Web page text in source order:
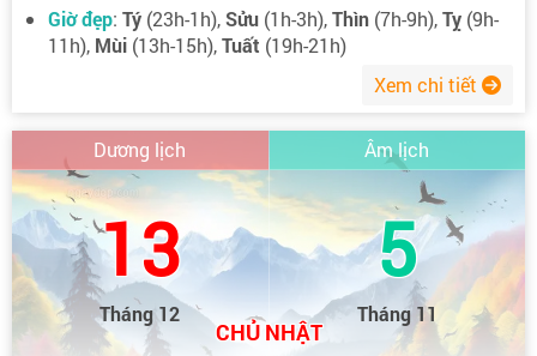
Giờ đẹp: Tý (23h-1h),Sửu (1h-3h),Thìn (7h-9h),Tỵ (9h-
11h), Mùi (13h-15h),Tuất (19h-21h)
Xem chi tiết
Dương lịch
13
Tháng 12
Âm lịch
5
Tháng 11
CHỦ NHẬT